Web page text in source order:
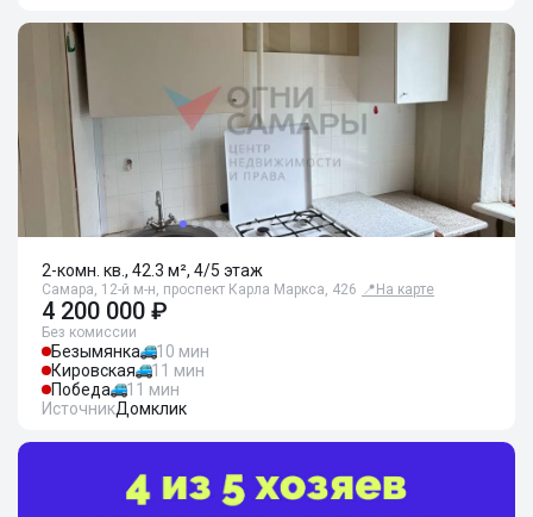
2-комн. кв., 42.3 м², 4/5 этаж
Самара, 12-й м-н, проспект Карла Маркса, 426 📍 На карте
4 200 000 ₽
Без комиссии
Безымянка
10 мин
Кировская
11 мин
Победа
11 мин
ИсточникДомклик